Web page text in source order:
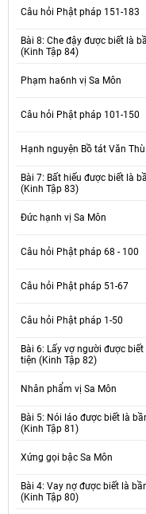
Câu hỏi Phật pháp 151-183
Bài 8: Che đậy được biết là
(Kinh Tập 84)
Phạm ha6nh vị Sa Môn
Câu hỏi Phật pháp 101-150
Hạnh nguyện Bồ tát Văn Thù
Bài 7: Bất hiếu được biết là
(Kinh Tập 83)
Đức hạnh vị Sa Môn
Câu hỏi Phật pháp 68 - 100
Câu hỏi Phật pháp 51-67
Câu hỏi Phật pháp 1-50
Bài 6: Lấy vợ người được biết
tiện (Kinh Tập 82)
Nhân phẩm vị Sa Môn
Bài 5: Nói láo được biết là
(Kinh Tập 81)
Xứng gọi bậc Sa Môn
Bài 4: Vay nợ được biết là
(Kinh Tập 80)